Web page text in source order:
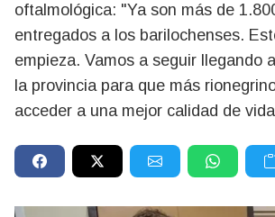
oftalmológica: "Ya son más de
entregados a los barilochenses.
empieza. Vamos a seguir llegando
la provincia para que más
acceder a una mejor calidad de